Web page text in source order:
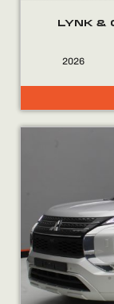
LYNK &
2026